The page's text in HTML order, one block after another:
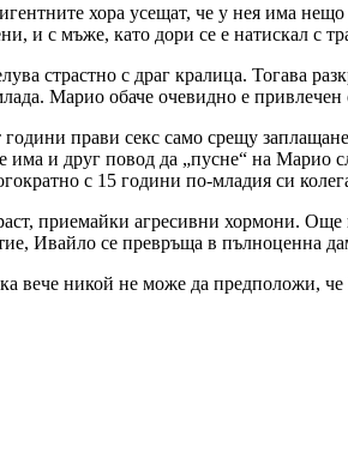
хора усещат, че у нея има
и с мъже, като дори се е натискал с
страстно с драг кралица. Тогава
Марио обаче очевидно е привлечен
прави секс само срещу
и друг повод да „пусне“ на Марио
с 15 години по-младия си
приемайки агресивни хормони.
Ивайло се превръща в пълноценна
вече никой не може да предположи,